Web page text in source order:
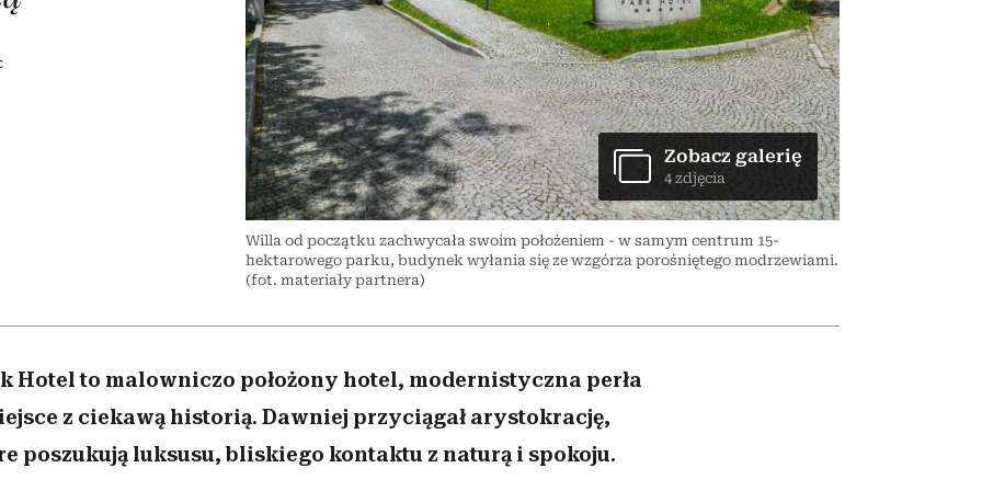
Willa od początku zachwycała swoim położeniem - w samym centrum 15-
hektarowego parku, budynek wyłania się ze wzgórza porośniętego modrzewiami.
(fot. materiały partnera)
Zobacz galerię
4 zdjęcia
Hotel to malowniczo położony hotel, modernistyczna perła
z ciekawą historią. Dawniej przyciągał arystokrację,
poszukują luksusu, bliskiego kontaktu z naturą i spokoju.